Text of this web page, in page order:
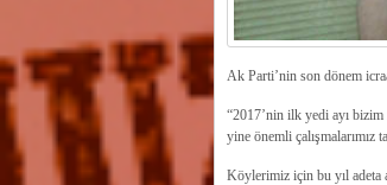
Ak Parti’nin son dönem
“2017’nin ilk yedi ayı
yine önemli çalışmalarımız
Köylerimiz için bu yıl adeta